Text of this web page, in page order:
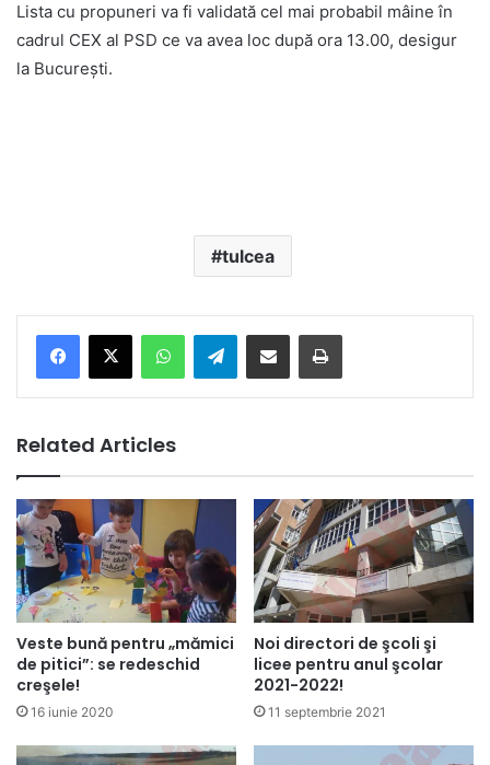
Lista cu propuneri va fi validată cel mai probabil mâine în
cadrul CEX al PSD ce va avea loc după ora 13.00, desigur
la Bucureşti.
tulcea
Telegram
Related Articles
Veste bună pentru „mămici
de pitici”: se redeschid
creşele!
16 iunie 2020
Noi directori de şcoli şi
licee pentru anul şcolar
2021-2022!
11 septembrie 2021